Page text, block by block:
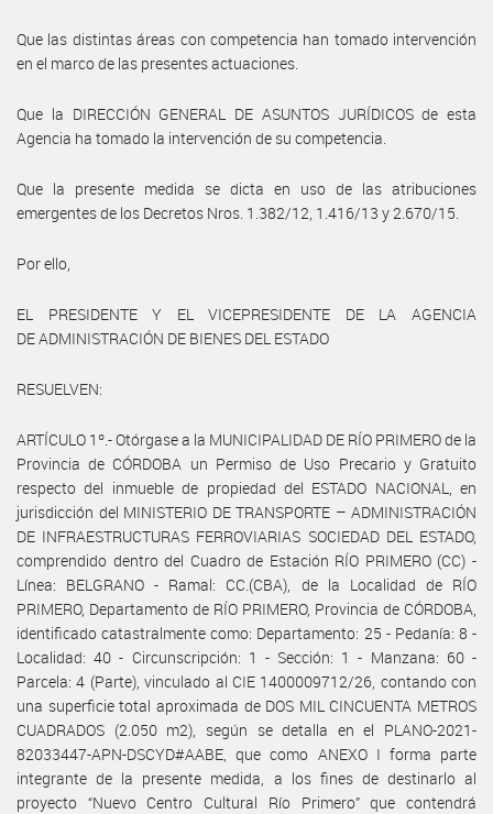
Que las distintas áreas con competencia han tomado intervención
en el marco de las presentes actuaciones.
Que la DIRECCIÓN GENERAL DE ASUNTOS JURÍDICOS de esta
Agencia ha tomado la intervención de su competencia.
Que la presente medida se dicta en uso de las atribuciones
emergentes de los Decretos Nros. 1.382/12, 1.416/13 y 2.670/15.
Por ello,
EL PRESIDENTE Y EL VICEPRESIDENTE DE LA AGENCIA
DE ADMINISTRACIÓN DE BIENES DEL ESTADO
RESUELVEN:
ARTÍCULO 1º.- Otórgase a la MUNICIPALIDAD DE RÍO PRIMERO de la
Provincia de CÓRDOBA un Permiso de Uso Precario y Gratuito
respecto del inmueble de propiedad del ESTADO NACIONAL, en
jurisdicción del MINISTERIO DE TRANSPORTE – ADMINISTRACIÓN
DE INFRAESTRUCTURAS FERROVIARIAS SOCIEDAD DEL ESTADO,
comprendido dentro del Cuadro de Estación RÍO PRIMERO (CC) -
Línea: BELGRANO - Ramal: CC.(CBA), de la Localidad de RÍO
PRIMERO, Departamento de RÍO PRIMERO, Provincia de CÓRDOBA,
identificado catastralmente como: Departamento: 25 - Pedanía: 8 -
Localidad: 40 - Circunscripción: 1 - Sección: 1 - Manzana: 60 -
Parcela: 4 (Parte), vinculado al CIE 1400009712/26, contando con
una superficie total aproximada de DOS MIL CINCUENTA METROS
CUADRADOS (2.050 m2), según se detalla en el PLANO-2021-
82033447-APN-DSCYD#AABE, que como ANEXO I forma parte
integrante de la presente medida, a los fines de destinarlo al
proyecto “Nuevo Centro Cultural Río Primero” que contendrá